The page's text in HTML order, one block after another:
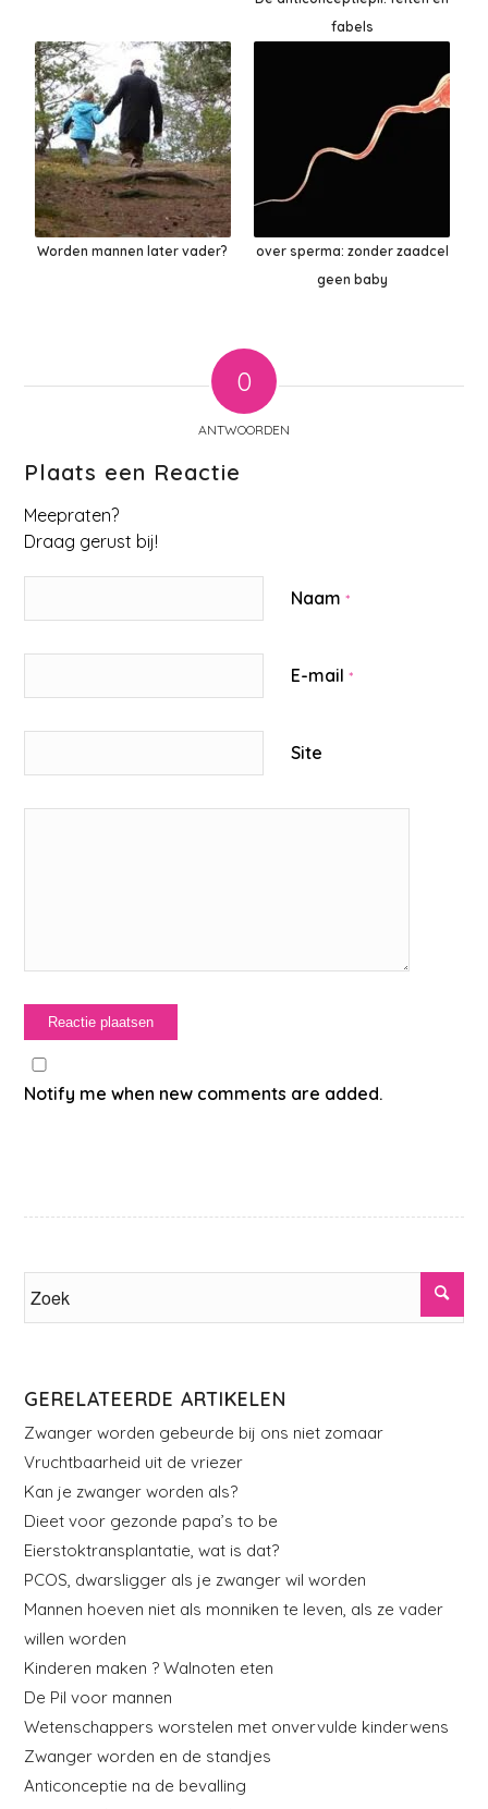
fabels
Worden mannen later vader?
over sperma: zonder zaadcel
geen baby
0
ANTWOORDEN
Plaats een Reactie
Meepraten?
Draag gerust bij!
Naam*
E-mail*
Site
Notify me when new comments are added.
GERELATEERDE ARTIKELEN
Zwanger worden gebeurde bij ons niet zomaar
Vruchtbaarheid uit de vriezer
Kan je zwanger worden als?
Dieet voor gezonde papa’s to be
Eierstoktransplantatie, wat is dat?
PCOS, dwarsligger als je zwanger wil worden
Mannen hoeven niet als monniken te leven, als ze vader
willen worden
Kinderen maken ? Walnoten eten
De Pil voor mannen
Wetenschappers worstelen met onvervulde kinderwens
Zwanger worden en de standjes
Anticonceptie na de bevalling